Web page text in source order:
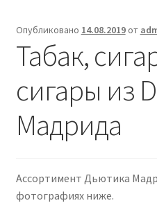
Блог
Корзина
Магазин
Оформление заказа
Опубликовано 14.08.2019от
Табак,
сигары из
Мадрида
Ассортимент Дьютика
фотографиях ниже.